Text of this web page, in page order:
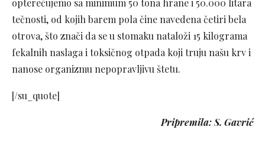
opterećujemo sa minimum 50 tona hrane i 50.000 litara
tečnosti, od kojih barem pola čine navedena četiri bela
otrova, što znači da se u stomaku nataloži 15 kilograma
fekalnih naslaga i toksičnog otpada koji truju našu krv i
nanose organizmu nepopravljivu štetu.
[/su_quote]
Pripremila: S. Gavrić